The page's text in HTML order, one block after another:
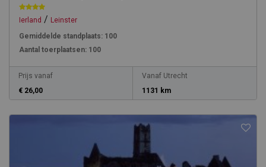
Ierland / Leinster
Gemiddelde standplaats: 100
Aantal toerplaatsen: 100
Prijs vanaf
€ 26,00
Vanaf Utrecht
1131 km